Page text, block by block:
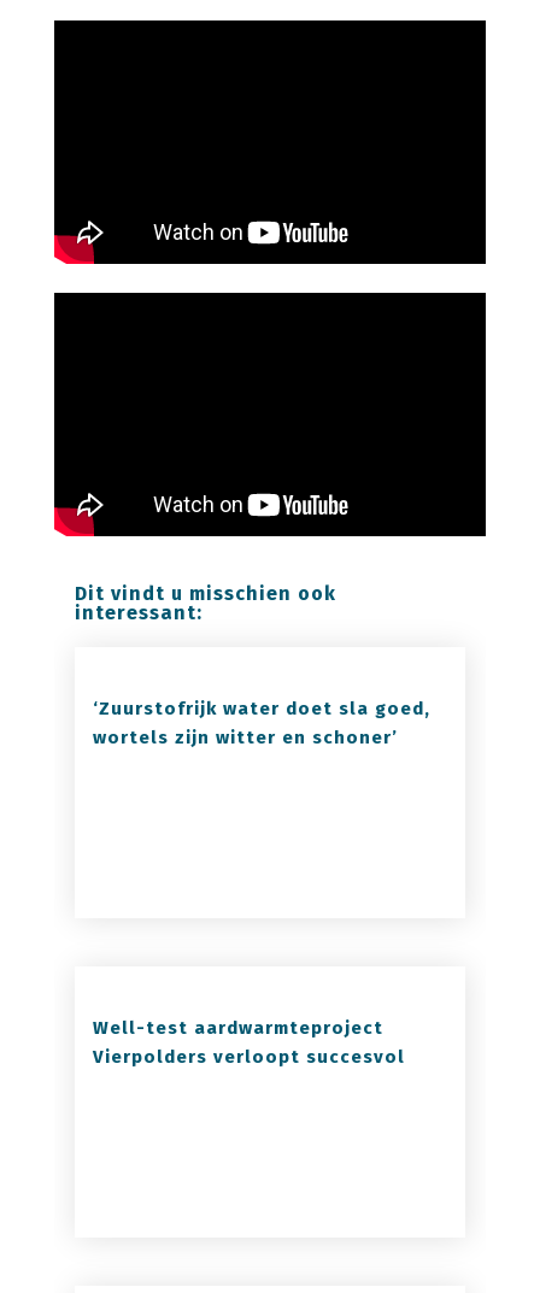
Dit vindt u misschien ook
interessant:
‘Zuurstofrijk water doet sla goed,
wortels zijn witter en schoner’
Well-test aardwarmteproject
Vierpolders verloopt succesvol